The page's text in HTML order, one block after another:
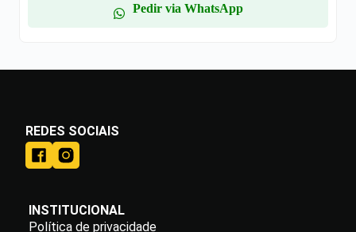
Pedir via WhatsApp
REDES SOCIAIS
INSTITUCIONAL
Política de privacidade